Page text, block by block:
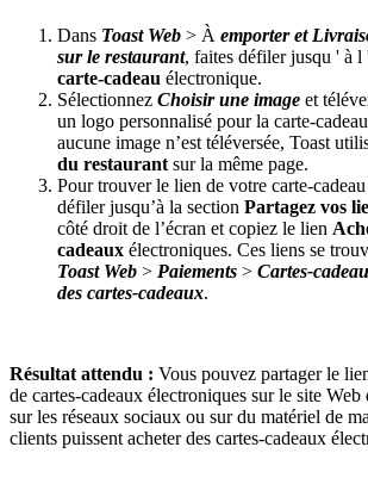
Dans Toast Web > À emporter et
sur le restaurant, faites défiler jusqu ' à l
carte-cadeau électronique.
Sélectionnez Choisir une image et
un logo personnalisé pour la carte-
aucune image n’est téléversée, Toast
du restaurant sur la même page.
Pour trouver le lien de votre carte-
défiler jusqu’à la section Partagez vos
côté droit de l’écran et copiez le lien
cadeaux électroniques. Ces liens se
Toast Web > Paiements > Cartes-
des cartes-cadeaux.
Résultat attendu : Vous pouvez partager le
de cartes-cadeaux électroniques sur le site Web
sur les réseaux sociaux ou sur du matériel de
clients puissent acheter des cartes-cadeaux